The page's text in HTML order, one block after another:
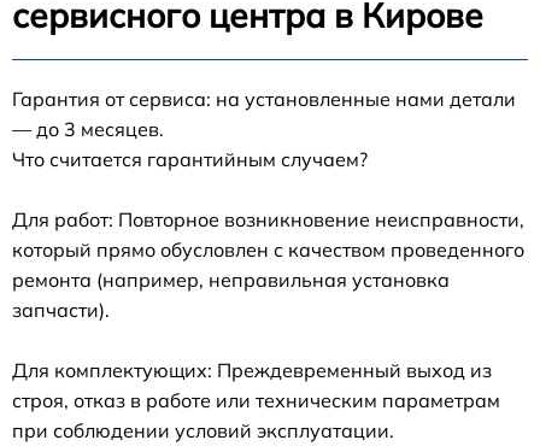
сервисного центра в Кирове
Гарантия от сервиса: на установленные нами детали
— до 3 месяцев.
Что считается гарантийным случаем?
Для работ: Повторное возникновение неисправности,
который прямо обусловлен с качеством проведенного
ремонта (например, неправильная установка
запчасти).
Для комплектующих: Преждевременный выход из
строя, отказ в работе или техническим параметрам
при соблюдении условий эксплуатации.